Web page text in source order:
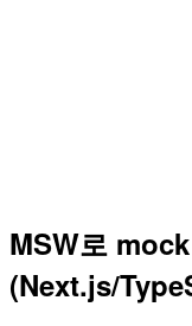
MSW로
(Next.js/